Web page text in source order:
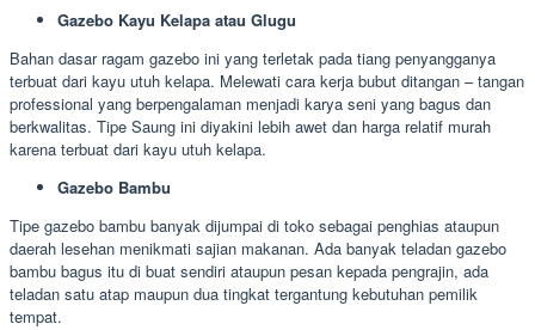
Gazebo Kayu Kelapa atau Glugu
Bahan dasar ragam gazebo ini yang terletak pada tiang penyangganya
terbuat dari kayu utuh kelapa. Melewati cara kerja bubut ditangan – tangan
professional yang berpengalaman menjadi karya seni yang bagus dan
berkwalitas. Tipe Saung ini diyakini lebih awet dan harga relatif murah
karena terbuat dari kayu utuh kelapa.
Gazebo Bambu
Tipe gazebo bambu banyak dijumpai di toko sebagai penghias ataupun
daerah lesehan menikmati sajian makanan. Ada banyak teladan gazebo
bambu bagus itu di buat sendiri ataupun pesan kepada pengrajin, ada
teladan satu atap maupun dua tingkat tergantung kebutuhan pemilik
tempat.